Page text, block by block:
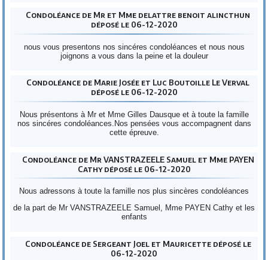
Condoléance de Mr et Mme delattre benoit alincthun
déposé le 06-12-2020
nous vous presentons nos sincéres condoléances et nous nous
joignons a vous dans la peine et la douleur
Condoléance de Marie Josée et Luc Boutoille Le Verval
déposé le 06-12-2020
Nous présentons à Mr et Mme Gilles Dausque et à toute la famille
nos sincéres condoléances.Nos pensées vous accompagnent dans
cette épreuve.
Condoléance de Mr VANSTRAZEELE Samuel et Mme PAYEN
Cathy déposé le 06-12-2020
Nous adressons à toute la famille nos plus sincères condoléances
de la part de Mr VANSTRAZEELE Samuel, Mme PAYEN Cathy et les
enfants
Condoléance de Sergeant Joel et Mauricette déposé le
06-12-2020